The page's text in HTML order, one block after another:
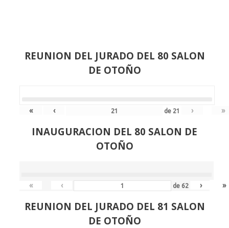
REUNION DEL JURADO DEL 80 SALON
DE OTOÑO
« ‹ de 21 › »
INAUGURACION DEL 80 SALON DE
OTOÑO
« ‹ de 62 › »
REUNION DEL JURADO DEL 81 SALON
DE OTOÑO